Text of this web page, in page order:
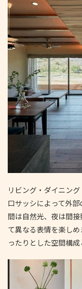
リビング・ダイニン
口サッシによって外
間は自然光、夜は間
て異なる表情を楽し
ったりとした空間構成